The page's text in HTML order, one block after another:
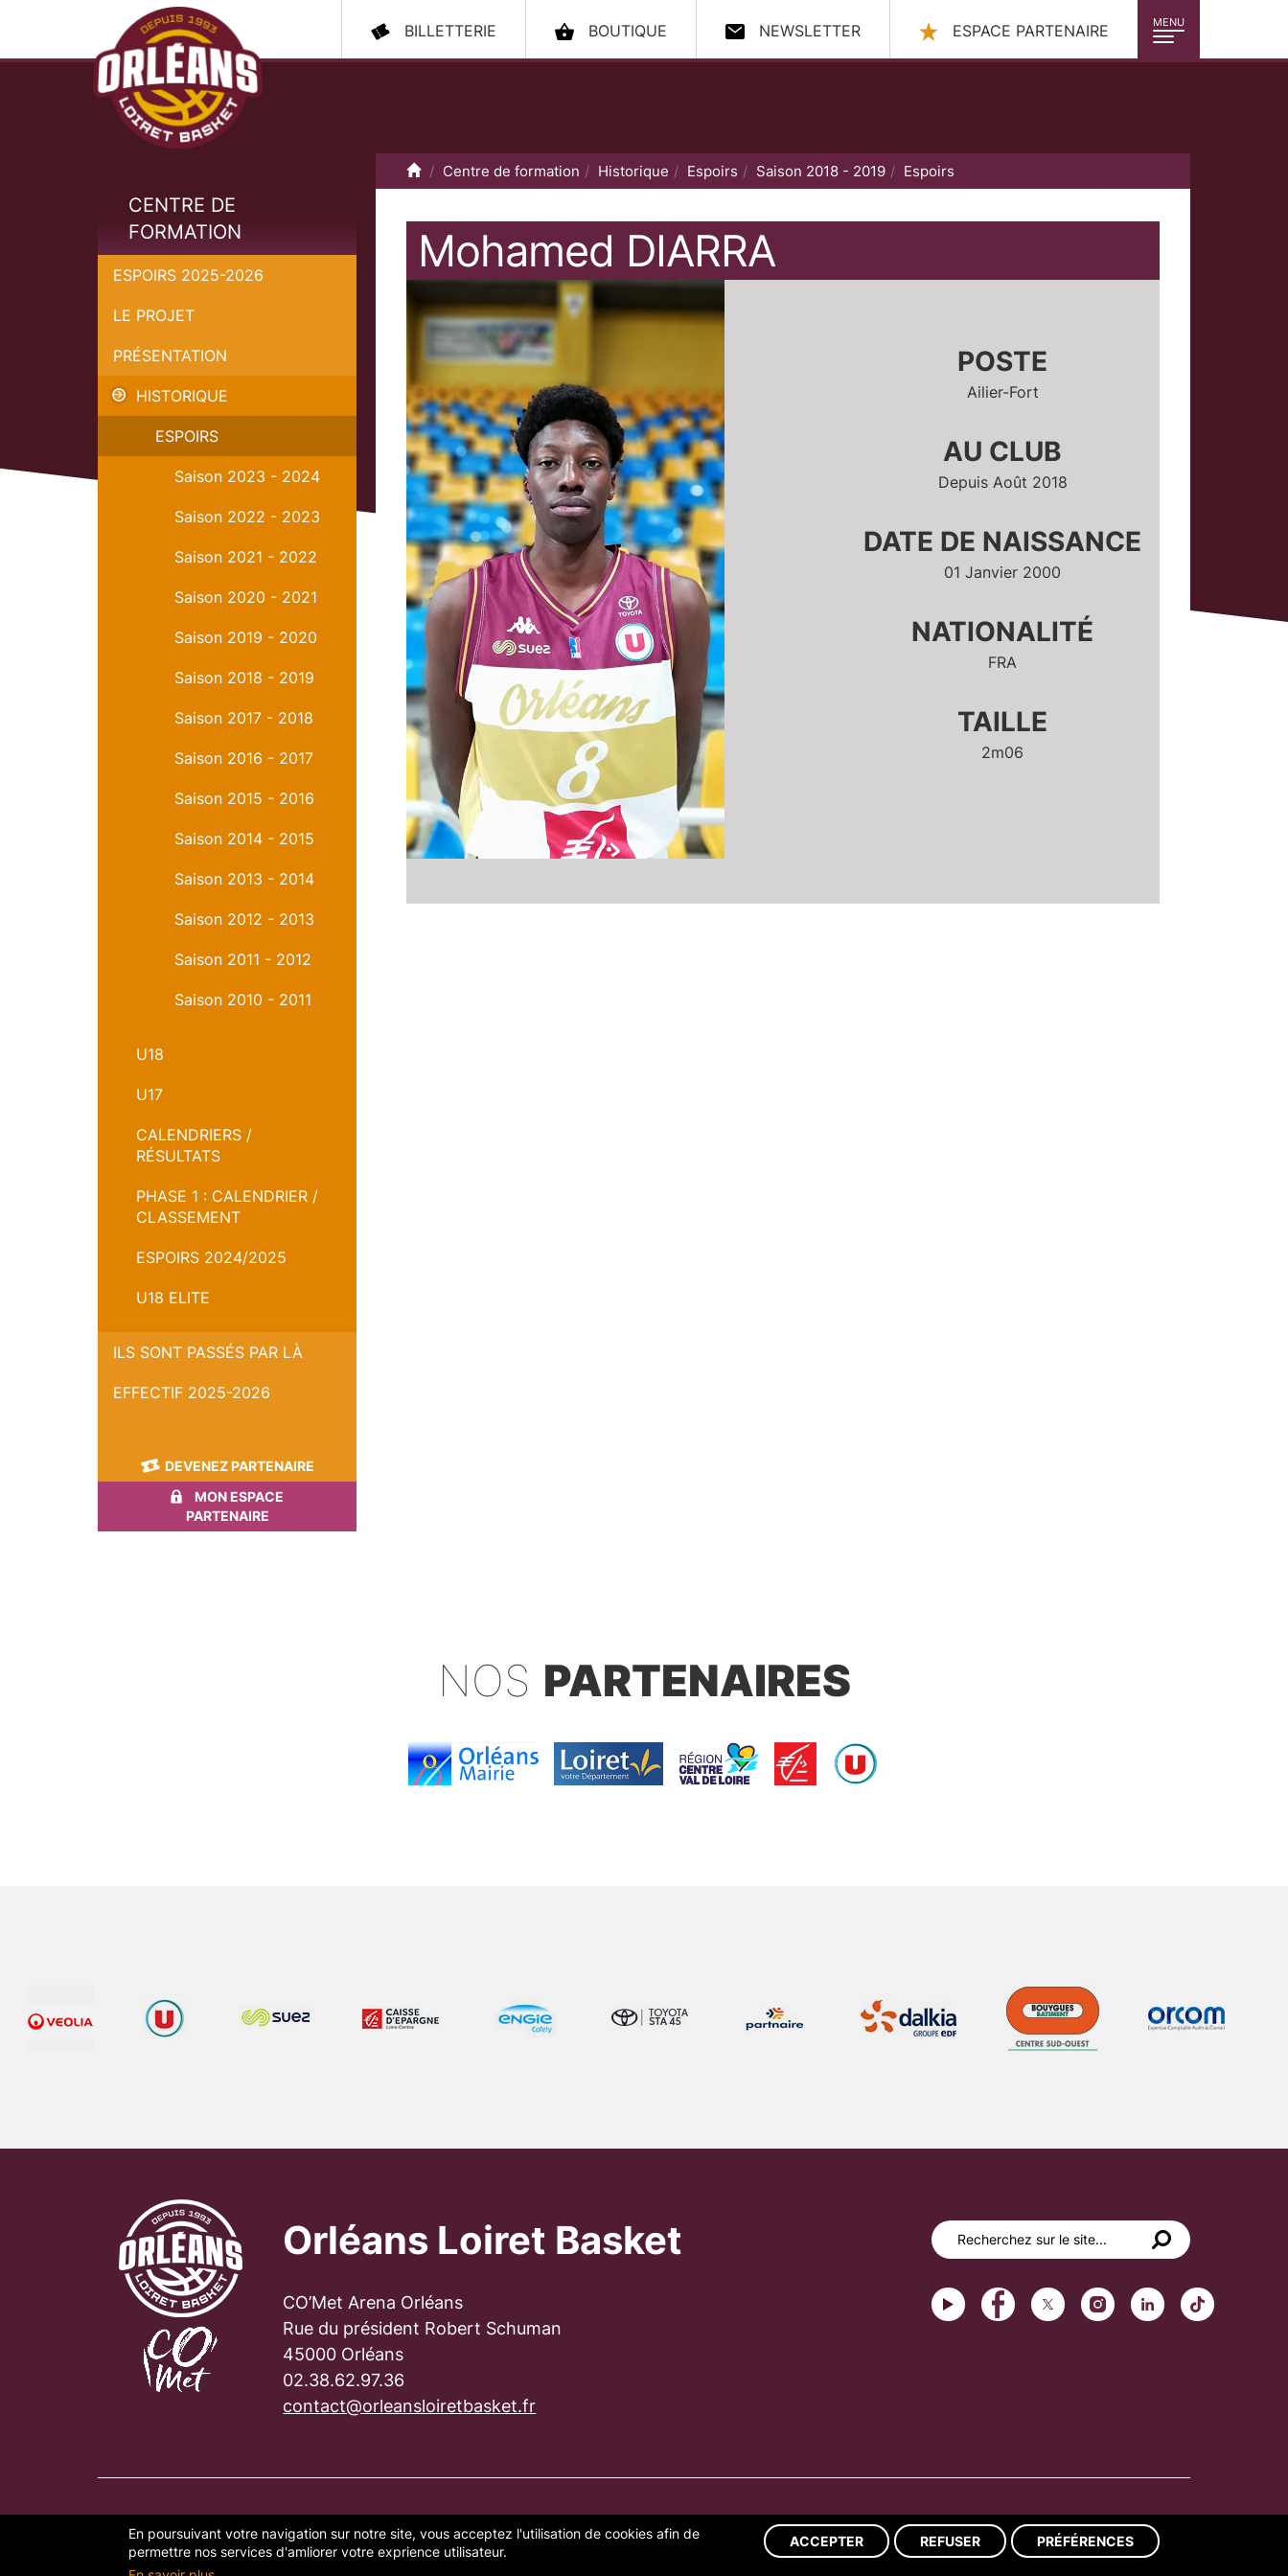
MENU
BILLETTERIE BOUTIQUE NEWSLETTER ESPACE PARTENAIRE
CENTRE DE
FORMATION
ESPOIRS 2025-2026
LE PROJET
PRÉSENTATION
HISTORIQUE
ESPOIRS
Saison 2023 - 2024
Saison 2022 - 2023
Saison 2021 - 2022
Saison 2020 - 2021
Saison 2019 - 2020
Saison 2018 - 2019
Saison 2017 - 2018
Saison 2016 - 2017
Saison 2015 - 2016
Saison 2014 - 2015
Saison 2013 - 2014
Saison 2012 - 2013
Saison 2011 - 2012
Saison 2010 - 2011
U18
U17
CALENDRIERS /
RÉSULTATS
PHASE 1 : CALENDRIER /
CLASSEMENT
ESPOIRS 2024/2025
U18 ELITE
ILS SONT PASSÉS PAR LÀ
EFFECTIF 2025-2026
DEVENEZ PARTENAIRE
MON ESPACE
PARTENAIRE
AccueilCentre de formation Historique Espoirs Saison 2018 - 2019 Espoirs
Mohamed DIARRA
POSTE
Ailier-Fort
AU CLUB
Depuis Août 2018
DATE DE NAISSANCE
01 Janvier 2000
NATIONALITÉ
FRA
TAILLE
2m06
NOS PARTENAIRES
En poursuivant votre navigation sur notre site, vous acceptez l'utilisation de cookies afin de
permettre nos services d'amliorer votre exprience utilisateur.
ACCEPTER REFUSER PRÉFÉRENCES
Orléans Loiret Basket
CO’Met Arena Orléans
Rue du président Robert Schuman
45000 Orléans
02.38.62.97.36
contact@orleansloiretbasket.fr
PLAN DU SITE FAQ MENTIONS LÉGALES GESTION DES COOKIES Réalisation du site : ads-COM